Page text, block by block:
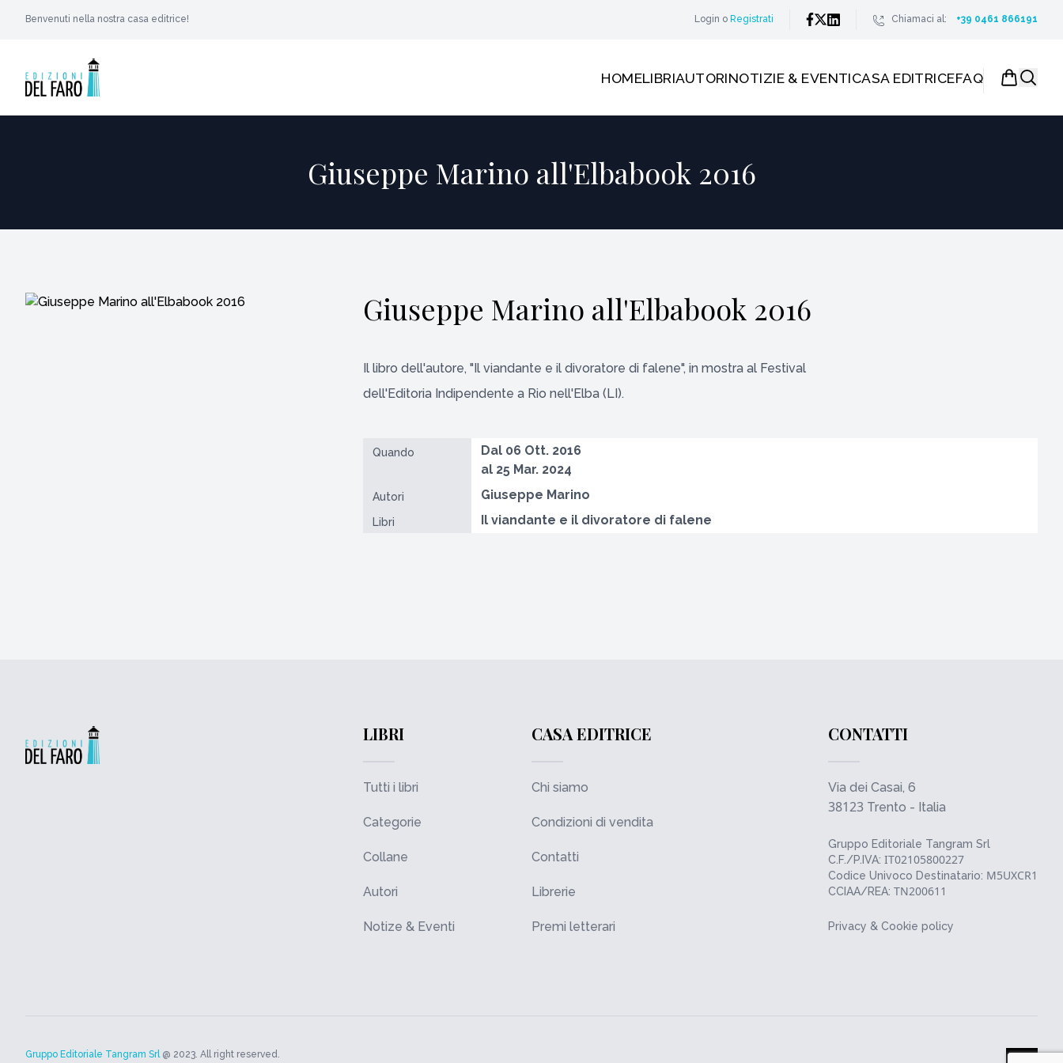
Benvenuti nella nostra casa editrice! Login o Registrati Chiamaci al: +39 0461 866191
HOMELIBRIAUTORINOTIZIE & EVENTICASA EDITRICEFAQ
Giuseppe Marino all'Elbabook 2016
Giuseppe Marino all'Elbabook 2016
Il libro dell'autore, "Il viandante e il divoratore di falene", in mostra al Festival
dell'Editoria Indipendente a Rio nell'Elba (LI).
Quando
Dal 06 Ott. 2016
al 25 Mar. 2024
Autori Giuseppe Marino
Libri Il viandante e il divoratore di falene
LIBRI
Tutti i libri
Categorie
Collane
Autori
Notize & Eventi
CASA EDITRICE
Chi siamo
Condizioni di vendita
Contatti
Librerie
Premi letterari
CONTATTI
Via dei Casai, 6
38123 Trento - Italia
Gruppo Editoriale Tangram Srl
C.F./P.IVA: IT02105800227
Codice Univoco Destinatario: M5UXCR1
CCIAA/REA: TN200611
Privacy & Cookie policy
Gruppo Editoriale Tangram Srl@ 2023. All right reserved.